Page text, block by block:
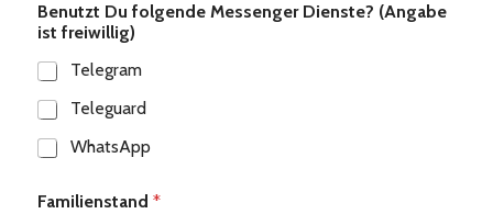
Benutzt Du folgende Messenger Dienste? (Angabe
ist freiwillig)
Telegram
Teleguard
WhatsApp
Familienstand *